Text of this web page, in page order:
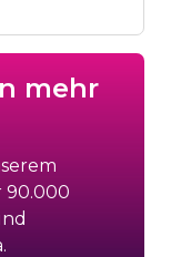
mehr
90.000